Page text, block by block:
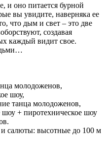
и оно питается бурной
вы увидите, наверняка ее
что дым и свет – это две
создавая
каждый видит свое.
молодоженов,
шоу,
танца молодоженов,
шоу + пиротехническое шоу
салюты: высотные до 100 м